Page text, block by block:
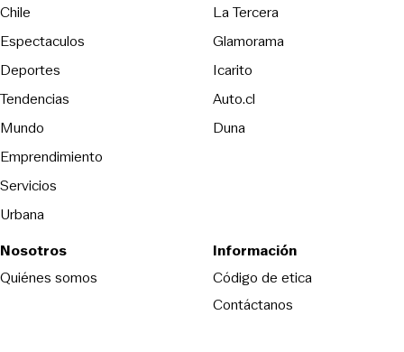
Chile
Espectaculos
Deportes
Tendencias
Mundo
Emprendimiento
Servicios
Urbana
La Tercera
Glamorama
Icarito
Auto.cl
Duna
Nosotros
Quiénes somos
Información
Código de etica
Contáctanos